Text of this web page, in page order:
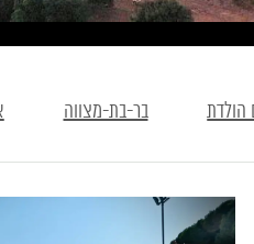
הולדת בר-בת-מצווה